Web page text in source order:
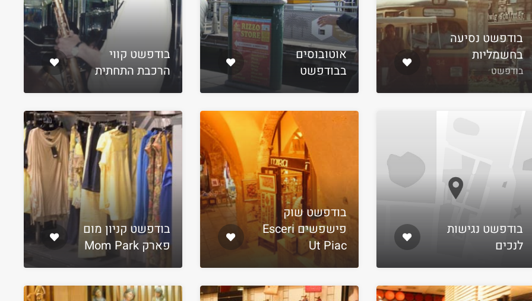
בודפשט נסיעה
בחשמליות
בודפשט
אוטובוסים
בבודפשט
בודפשט קווי
הרכבת התחתית
בודפשט נגישות
לנכים
בודפשט שוק
פישפשים Esceri
Ut Piac
בודפשט קניון מום
פארק Mom Park